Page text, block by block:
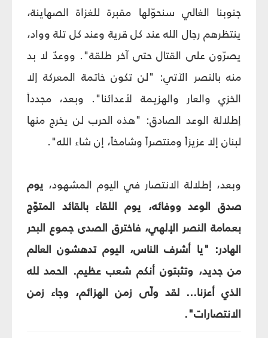
جنوبنا الغالي سنحوّلها مقبرة للغزاة الصهاينة،
ينتظرهم رجال الله عند كل قرية وعند كل تلة وواد،
يصرّون على القتال حتى آخر طلقة". ووعدٌ لا بد
منه بالنصر الآتي: "لن تكون خاتمة المعركة إلا
الخزي والعار والهزيمة لأعدائنا". وبعد، مجدداً
إطلالة الوعد الصادق: "هذه الحرب لن يخرج منها
لبنان إلا عزيزاً ومنتصراً وشامخاً، إن شاء الله".
وبعد، إطلالة الانتصار في اليوم المشهود، يوم
صدق الوعد ووفائه، يوم اللقاء بالقائد المتوّج
بعمامة النصر الإلهي، فاخترق الصدى جموع البحر
الهادر: "يا أشرف الناس، اليوم تدهشون العالم
من جديد، وتثبتون أنكم شعب عظيم. الحمد لله
الذي أعزنا... لقد ولّى زمن الهزائم، وجاء زمن
الانتصارات".